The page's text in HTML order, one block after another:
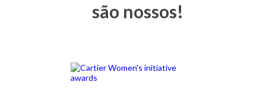
são nossos!